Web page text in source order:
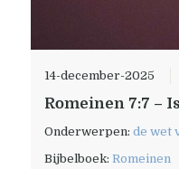
14-december-2025
Romeinen 7:7 –
Onderwerpen:de wet
Bijbelboek:Romeinen